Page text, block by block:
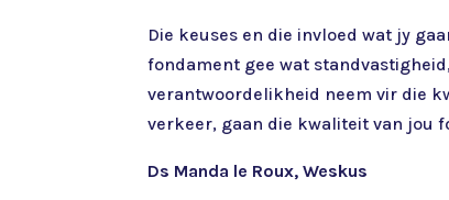
Die keuses en die invloed wat jy
fondament gee wat
verantwoordelikheid neem vir die
verkeer, gaan die kwaliteit van jou
Ds Manda le Roux, Weskus